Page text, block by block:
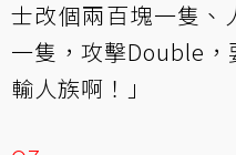
士改個兩百塊一隻、
一隻，攻擊Double
輸人族啊！」